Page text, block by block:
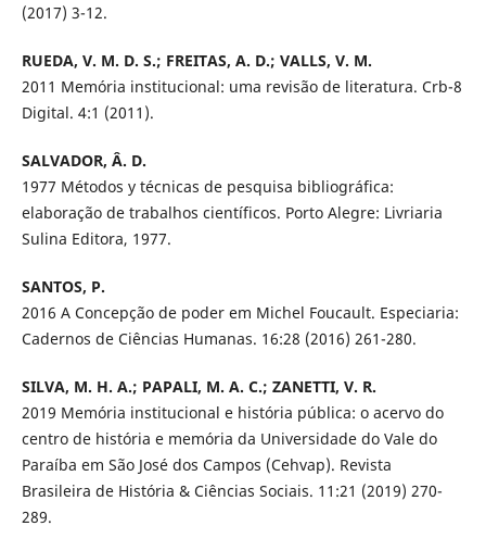
(2017) 3-12.
RUEDA, V. M. D. S.; FREITAS, A. D.; VALLS, V. M.
2011 Memória institucional: uma revisão de literatura. Crb-8
Digital. 4:1 (2011).
SALVADOR, Â. D.
1977 Métodos y técnicas de pesquisa bibliográfica:
elaboração de trabalhos científicos. Porto Alegre: Livriaria
Sulina Editora, 1977.
SANTOS, P.
2016 A Concepção de poder em Michel Foucault. Especiaria:
Cadernos de Ciências Humanas. 16:28 (2016) 261-280.
SILVA, M. H. A.; PAPALI, M. A. C.; ZANETTI, V. R.
2019 Memória institucional e história pública: o acervo do
centro de história e memória da Universidade do Vale do
Paraíba em São José dos Campos (Cehvap). Revista
Brasileira de História & Ciências Sociais. 11:21 (2019) 270-
289.